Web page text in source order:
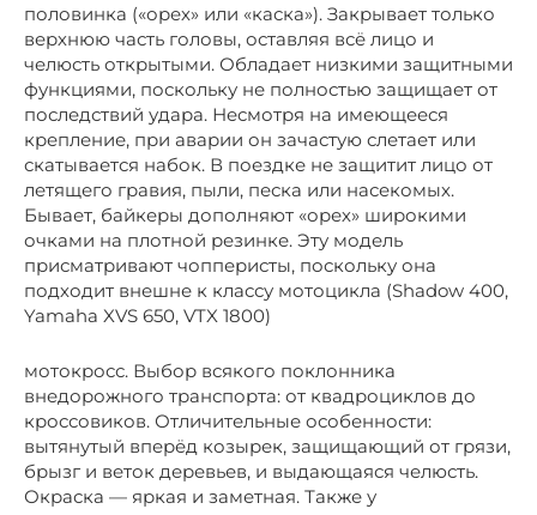
половинка («орех» или «каска»). Закрывает только
верхнюю часть головы, оставляя всё лицо и
челюсть открытыми. Обладает низкими защитными
функциями, поскольку не полностью защищает от
последствий удара. Несмотря на имеющееся
крепление, при аварии он зачастую слетает или
скатывается набок. В поездке не защитит лицо от
летящего гравия, пыли, песка или насекомых.
Бывает, байкеры дополняют «орех» широкими
очками на плотной резинке. Эту модель
присматривают чопперисты, поскольку она
подходит внешне к классу мотоцикла (Shadow 400,
Yamaha XVS 650, VTX 1800)
мотокросс. Выбор всякого поклонника
внедорожного транспорта: от квадроциклов до
кроссовиков. Отличительные особенности:
вытянутый вперёд козырек, защищающий от грязи,
брызг и веток деревьев, и выдающаяся челюсть.
Окраска — яркая и заметная. Также у